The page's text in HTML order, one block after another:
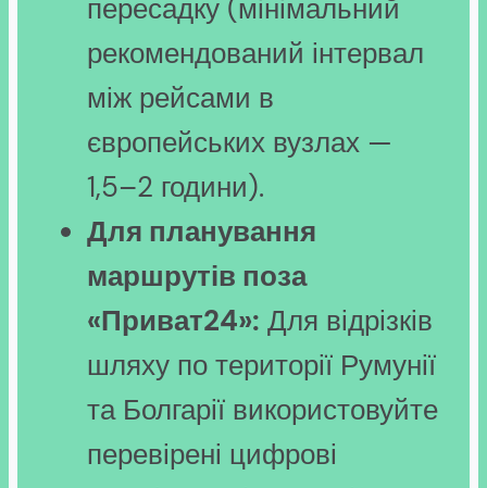
пересадку (мінімальний
рекомендований інтервал
між рейсами в
європейських вузлах —
1,5–2 години).
Для планування
маршрутів поза
«Приват24»: Для відрізків
шляху по території Румунії
та Болгарії використовуйте
перевірені цифрові